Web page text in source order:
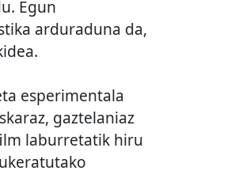
Egun
arduraduna da,
esperimentala
gaztelaniaz
laburretatik hiru